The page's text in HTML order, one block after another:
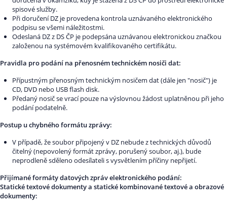
spisové služby.
Při doručení DZ je provedena kontrola uznávaného elektronického
podpisu se všemi náležitostmi.
Odeslaná DZ z DS ČP je podepsána uznávanou elektronickou značkou
založenou na systémovém kvalifikovaného certifikátu.
Pravidla pro podání na přenosném technickém nosiči dat:
Přípustným přenosným technickým nosičem dat (dále jen "nosič") je
CD, DVD nebo USB flash disk.
Předaný nosič se vrací pouze na výslovnou žádost uplatněnou při jeho
podání podatelně.
Postup u chybného formátu zprávy:
V případě, že soubor připojený v DZ nebude z technických důvodů
čitelný (nepovolený formát zprávy, porušený soubor, aj.), bude
neprodleně sděleno odesílateli s vysvětlením příčiny nepřijetí.
Přijímané formáty datových zpráv elektronického podání:
Statické textové dokumenty a statické kombinované textové a obrazové
dokumenty: